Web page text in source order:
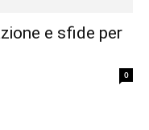
e sfide per
0